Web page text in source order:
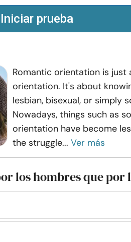
Iniciar prueba
Romantic orientation is
orientation. It's about
lesbian, bisexual, or simply
Nowadays, things such as
orientation have become
the struggle... Ver más
los hombres que por